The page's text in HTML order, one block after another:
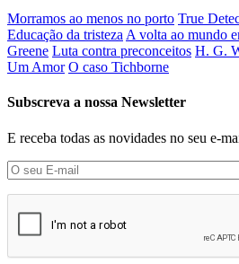
Morramos ao menos no porto True
Educação da tristeza A volta ao mundo
Greene Luta contra preconceitos H. G.
Um Amor O caso Tichborne
Subscreva a nossa Newsletter
E receba todas as novidades no seu e-